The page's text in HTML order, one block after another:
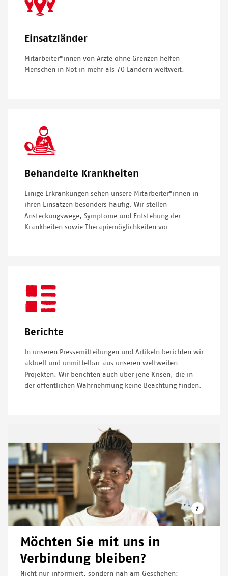
Icon
Einsatzländer
Mitarbeiter*innen von Ärzte ohne Grenzen helfen
Menschen in Not in mehr als 70 Ländern weltweit.
Icon
Behandelte Krankheiten
Einige Erkrankungen sehen unsere Mitarbeiter*innen in
ihren Einsätzen besonders häufig. Wir stellen
Ansteckungswege, Symptome und Entstehung der
Krankheiten sowie Therapiemöglichkeiten vor.
SVG
Icon
Berichte
In unseren Pressemitteilungen und Artikeln berichten wir
aktuell und unmittelbar aus unseren weltweiten
Projekten. Wir berichten auch über jene Krisen, die in
der öffentlichen Wahrnehmung keine Beachtung finden.
Möchten Sie mit uns in
Verbindung bleiben?
Nicht nur informiert, sondern nah am Geschehen:
© OLIVER BARTH/MSF